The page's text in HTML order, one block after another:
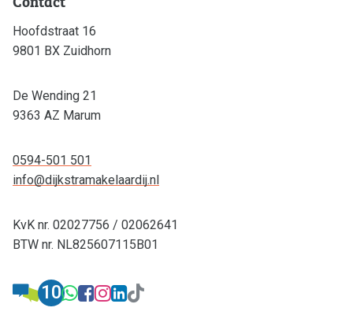
Hoofdstraat 16
9801 BX Zuidhorn
De Wending 21
9363 AZ Marum
0594-501 501
info@dijkstramakelaardij.nl
KvK nr. 02027756 / 02062641
BTW nr. NL825607115B01
Advieskeuze.nl: Dijkstra Makelaardij &
Dijkstra Makelaardij & Financieel
10 WhatsApp: 0594-501 501
Facebook: Dijkstra
Instagram: Dijkstra
LinkedIn: Dijkstra
TikTok: Dijkstra